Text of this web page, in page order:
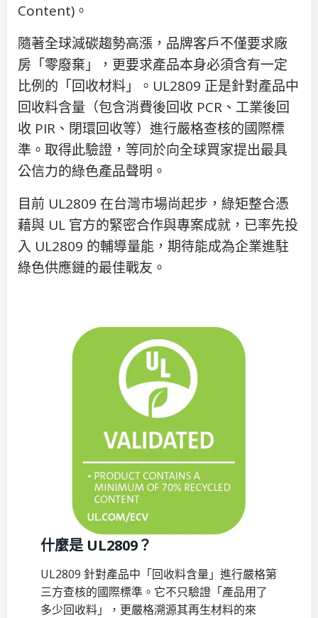
Content)。
隨著全球減碳趨勢高漲，品牌客戶不僅要求廠
房「零廢棄」，更要求產品本身必須含有一定
比例的「回收材料」。UL2809 正是針對產品中
回收料含量（包含消費後回收 PCR、工業後回
收 PIR、閉環回收等）進行嚴格查核的國際標
準。取得此驗證，等同於向全球買家提出最具
公信力的綠色產品聲明。
目前 UL2809 在台灣市場尚起步，綠矩整合憑
藉與 UL 官方的緊密合作與專案成就，已率先投
入 UL2809 的輔導量能，期待能成為企業進駐
綠色供應鏈的最佳戰友。
什麼是 UL2809？
UL2809 針對產品中「回收料含量」進行嚴格第
三方查核的國際標準。它不只驗證「產品用了
多少回收料」，更嚴格溯源其再生材料的來